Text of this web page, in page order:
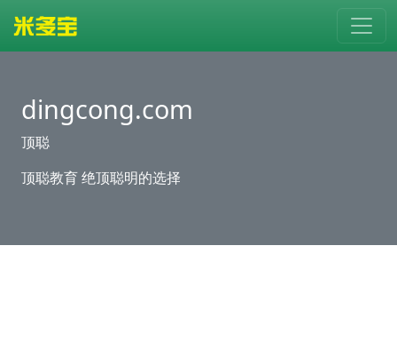
dingcong.com
顶聪
顶聪教育 绝顶聪明的选择